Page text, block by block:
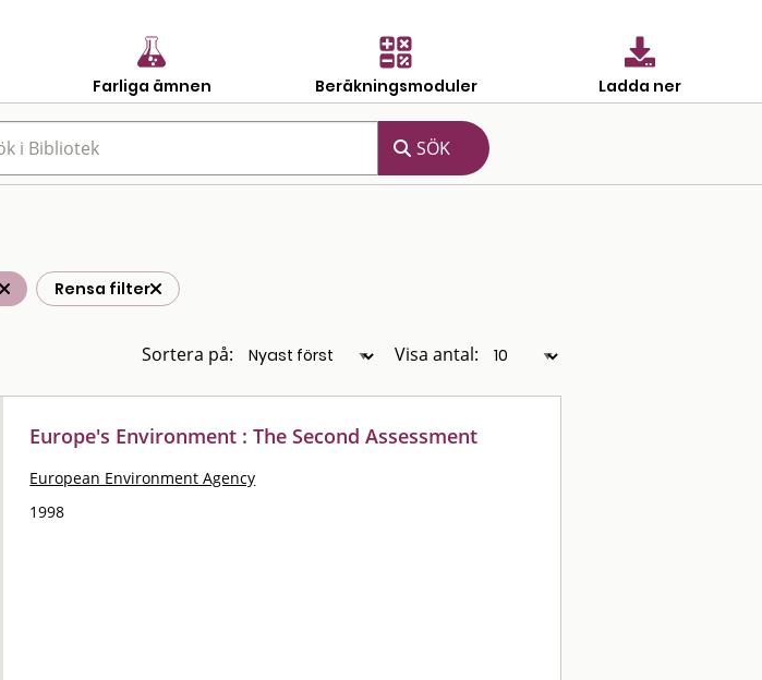
Farliga ämnen Beräkningsmoduler Ladda ner
Rensa filter
Sortera på: Visa antal:
Europe's Environment : The Second Assessment
European Environment Agency
1998